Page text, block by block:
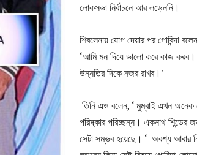
লোকসভা নির্বাচনে আর লড়েননি।‌
শিবসেনায় যোগ দেয়ার পর গোবিন্দা
‘আমি মন দিয়ে ভালো করে কাজ করব।
উন্নতির দিকে নজর রাখব।’
তিনি এও বলেন, ‘ মুম্বাই এখন অনেক
পরিষ্কার পরিচ্ছন্ন। একনাথ শিন্ডের
সেটা সম্ভব হয়েছে। ‘ অবশ্য আবার